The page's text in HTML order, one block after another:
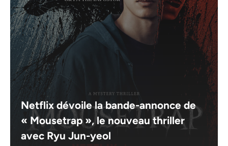
Netflix dévoile la bande-annonce de
« Mousetrap », le nouveau thriller
avec Ryu Jun-yeol